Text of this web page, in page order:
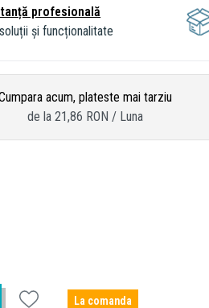
profesională
și funcționalitate
acum, plateste mai tarziu
de la 21,86 RON / Luna
La comanda